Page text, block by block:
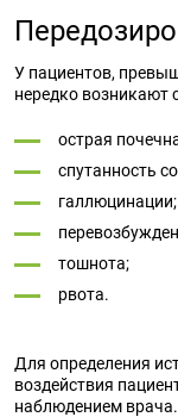
У пациентов,
нередко
острая
спутанность
галлюцинации;
тошнота;
рвота.
Для определения
воздействия
наблюдением